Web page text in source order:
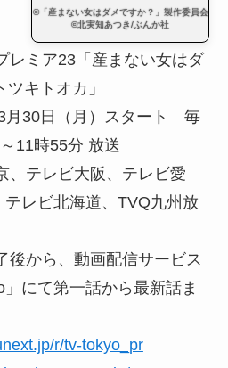
©「産まない女はダメですか？」製作委員会
©北実知あつき/ぶんか社
レミア23「産まない女はダ
キトオカ」
3月30日（月）スタート 毎
11時55分 放送
、テレビ大阪、テレビ愛
レビ北海道、TVQ九州放
後から、動画配信サービス
」にて第一話から最新話ま
r/tv-tokyo_pr